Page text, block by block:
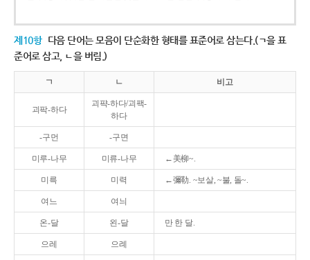
제10항 다음 단어는 모음이 단순화한 형태를 표준어로 삼는다.(ㄱ을 표
준어로 삼고, ㄴ을 버림.)
ㄱ ㄴ 비고
괴팍-하다
괴퍅-하다/괴팩-
하다
-구먼 -구면
미루-나무 미류-나무 ←美柳~.
미륵 미력 ←彌勒. ~보살, ~불, 돌~.
여느 여늬
온-달 왼-달 만 한 달.
으레 으례